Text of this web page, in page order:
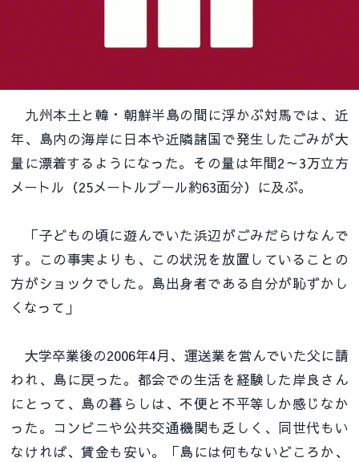
九州本土と韓・朝鮮半島の間に浮かぶ対馬では、近
年、島内の海岸に日本や近隣諸国で発生したごみが大
量に漂着するようになった。その量は年間2～3万立方
メートル（25メートルプール約63面分）に及ぶ。
「子どもの頃に遊んでいた浜辺がごみだらけなんで
す。この事実よりも、この状況を放置していることの
方がショックでした。島出身者である自分が恥ずかし
くなって」
大学卒業後の2006年4月、運送業を営んでいた父に請
われ、島に戻った。都会での生活を経験した岸良さん
にとって、島の暮らしは、不便と不平等しか感じなか
った。コンビニや公共交通機関も乏しく、同世代もい
なければ、賃金も安い。「島には何もないどころか、